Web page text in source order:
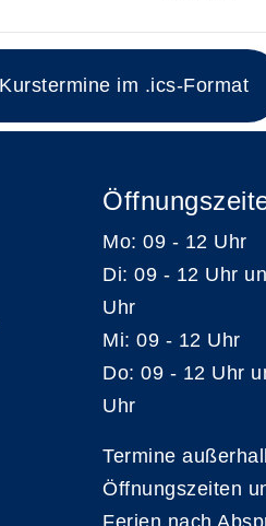
im .ics-Format
Mo: 09 - 12 Uhr
Di: 09 - 12 Uhr
Uhr
Mi: 09 - 12 Uhr
Do: 09 - 12 Uhr
Uhr
Termine
Öffnungszeiten
Ferien nach